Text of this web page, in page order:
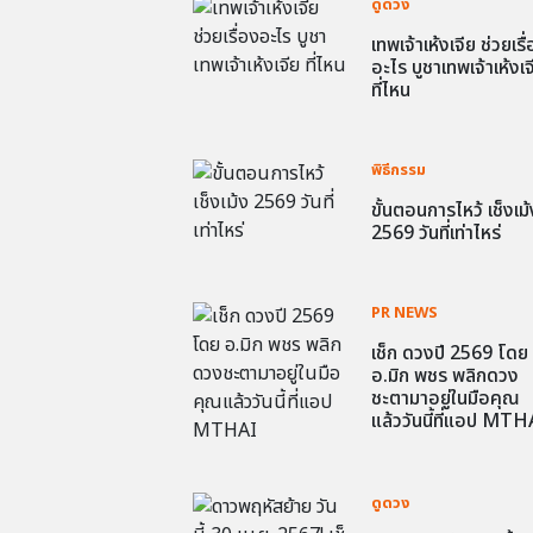
เทพเจ้าเห้งเจีย ช่วยเ
อะไร บูชาเทพเจ้าเห้งเ
ที่ไหน
พิธีกรรม
ขั้นตอนการไหว้ เช็งเ
2569 วันที่เท่าไหร่
PR NEWS
เช็ก ดวงปี 2569 โดย
อ.มิก พชร พลิกดวง
ชะตามาอยู่ในมือคุณ
แล้ววันนี้ที่แอป
ดูดวง